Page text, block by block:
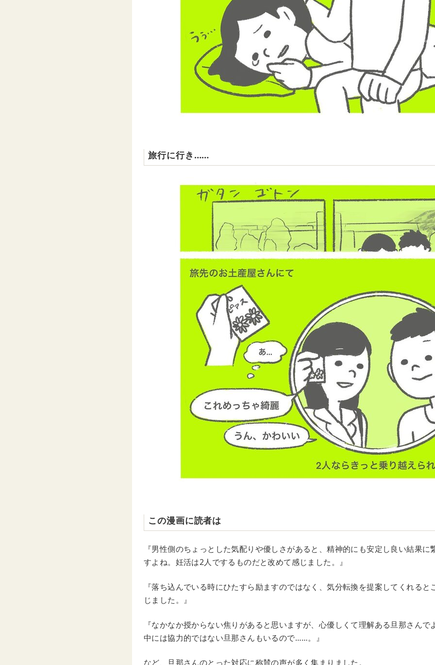
旅行に行き……
この漫画に読者は
『男性側のちょっとした気配りや優しさがあると、精神的にも安定し良い結果に
すよね。妊活は2人でするものだと改めて感じました。』
『落ち込んでいる時にひたすら励ますのではなく、気分転換を提案してくれると
じました。』
『なかなか授からない焦りがあると思いますが、心優しくて理解ある旦那さんで
中には協力的ではない旦那さんもいるので……。』
など、旦那さんのとった対応に称賛の声が多く集まりました。